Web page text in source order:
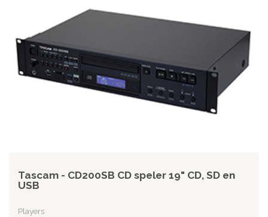
Tascam - CD200SB CD speler 19" CD, SD en
USB
Players